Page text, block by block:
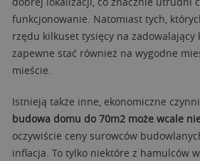
funkcjonowanie. Natomiast tych,
rzędu kilkuset tysięcy na zadowalający
zapewne stać również na wygodne
mieście.
Istnieją także inne, ekonomiczne
budowa domu do 70m2 może wcale
oczywiście ceny surowców
inflacja. To tylko niektóre z hamulców